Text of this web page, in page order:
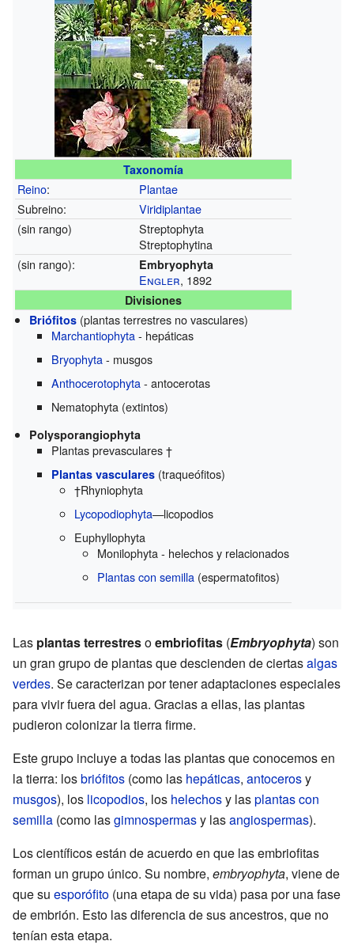
Taxonomía
Reino:
Plantae
Subreino:
Viridiplantae
(sin rango)
Streptophyta
Streptophytina
(sin rango):
Embryophyta
Engler, 1892
Divisiones
Briófitos(plantas terrestres no vasculares)
Marchantiophyta- hepáticas
Bryophyta- musgos
Anthocerotophyta- antocerotas
Nematophyta (extintos)
Polysporangiophyta
Plantas prevasculares †
Plantas vasculares (traqueófitos)
†Rhyniophyta
Lycopodiophyta—licopodios
Euphyllophyta
Monilophyta - helechos y relacionados
Plantas con semilla(espermatofitos)
Las plantas terrestresoembriofitas (Embryophyta) son
un gran grupo de plantas que descienden de ciertasalgas
verdes. Se caracterizan por tener adaptaciones especiales
para vivir fuera del agua. Gracias a ellas, las plantas
pudieron colonizar la tierra firme.
Este grupo incluye a todas las plantas que conocemos en
la tierra: losbriófitos (como las hepáticas, antocerosy
musgos), los licopodios, los helechosy lasplantas con
semilla (como lasgimnospermasy lasangiospermas).
Los científicos están de acuerdo en que las embriofitas
forman un grupo único. Su nombre, embryophyta, viene de
que su esporófito (una etapa de su vida) pasa por una fase
de embrión. Esto las diferencia de sus ancestros, que no
tenían esta etapa.